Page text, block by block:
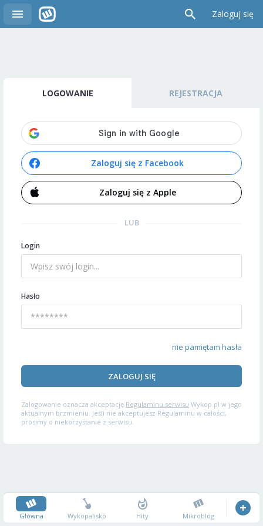
Zaloguj się
LOGOWANIE REJESTRACJA
Zaloguj się z Facebook
Zaloguj się z Apple
LUB
Login
Hasło
nie pamiętam hasła
ZALOGUJ SIĘ
Zalogowanie oznacza akceptację Regulaminu serwisu Wykop.pl w jego
aktualnym brzmieniu. Jeśli nie akceptujesz Regulaminu w całości,
prosimy o niekorzystanie z serwisu.
Główna Wykopalisko Hity Mikroblog